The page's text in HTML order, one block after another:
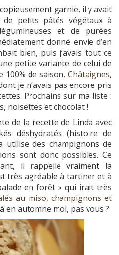
garnie, il y avait
petits pâtés végétaux à
et de purées
donné envie d’en
bien, puis j’avais tout ce
petite variante de celui de
100% de saison, Châtaignes,
je n’avais pas encore pris
Prochains sur ma liste :
noisettes et chocolat !
de la recette de Linda avec
déshydratés (histoire de
utilise des champignons de
sont donc possibles. Ce
il rappelle vraiment la
très agréable à tartiner et à
en forêt » qui irait très
au miso, champignons et
en automne moi, pas vous ?